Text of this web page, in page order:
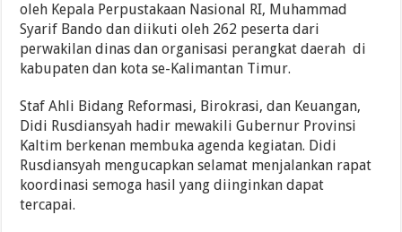
oleh Kepala Perpustakaan Nasional RI, Muhammad
Syarif Bando dan diikuti oleh 262 peserta dari
perwakilan dinas dan organisasi perangkat daerah di
kabupaten dan kota se-Kalimantan Timur.
Staf Ahli Bidang Reformasi, Birokrasi, dan Keuangan,
Didi Rusdiansyah hadir mewakili Gubernur Provinsi
Kaltim berkenan membuka agenda kegiatan. Didi
Rusdiansyah mengucapkan selamat menjalankan rapat
koordinasi semoga hasil yang diinginkan dapat
tercapai.